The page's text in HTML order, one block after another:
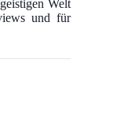
Welt
und für